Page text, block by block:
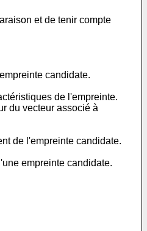
et de tenir compte
candidate.
de l'empreinte.
du vecteur associé à
de l'empreinte candidate.
empreinte candidate.